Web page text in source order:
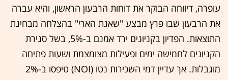
עופרה, דיווחה הבוקר את דוחות הרבעון הראשון, והיא עברה
את הרבעון שבו פרץ מבצע "שאגת הארי" בהצלחה מבחינת
התוצאות. הפדיון בקניונים ירד אמנם ב-5%, בשל סגירת
הקניונים לחמישה ימים ופעילות מצומצמת ושעות פתיחה
מוגבלות. אך עדיין דמי השכירות נטו (NOI) טיפסו ב-2%